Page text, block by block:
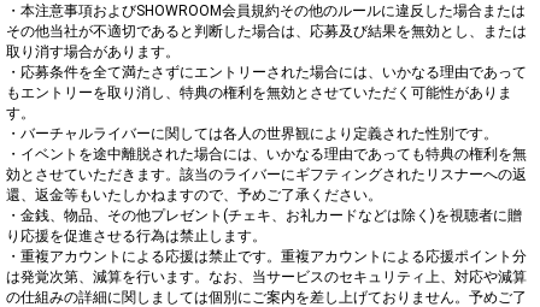
・本注意事項およびSHOWROOM会員規約その他のルールに違反した場合または
その他当社が不適切であると判断した場合は、応募及び結果を無効とし、または
取り消す場合があります。
・応募条件を全て満たさずにエントリーされた場合には、いかなる理由であって
もエントリーを取り消し、特典の権利を無効とさせていただく可能性がありま
す。
・バーチャルライバーに関しては各人の世界観により定義された性別です。
・イベントを途中離脱された場合には、いかなる理由であっても特典の権利を無
効とさせていただきます。該当のライバーにギフティングされたリスナーへの返
還、返金等もいたしかねますので、予めご了承ください。
・金銭、物品、その他プレゼント(チェキ、お礼カードなどは除く)を視聴者に贈
り応援を促進させる行為は禁止します。
・重複アカウントによる応援は禁止です。重複アカウントによる応援ポイント分
は発覚次第、減算を行います。なお、当サービスのセキュリティ上、対応や減算
の仕組みの詳細に関しましては個別にご案内を差し上げておりません。予めご了